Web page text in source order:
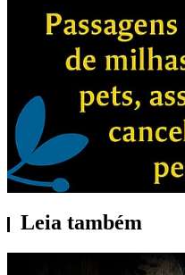
Leia também